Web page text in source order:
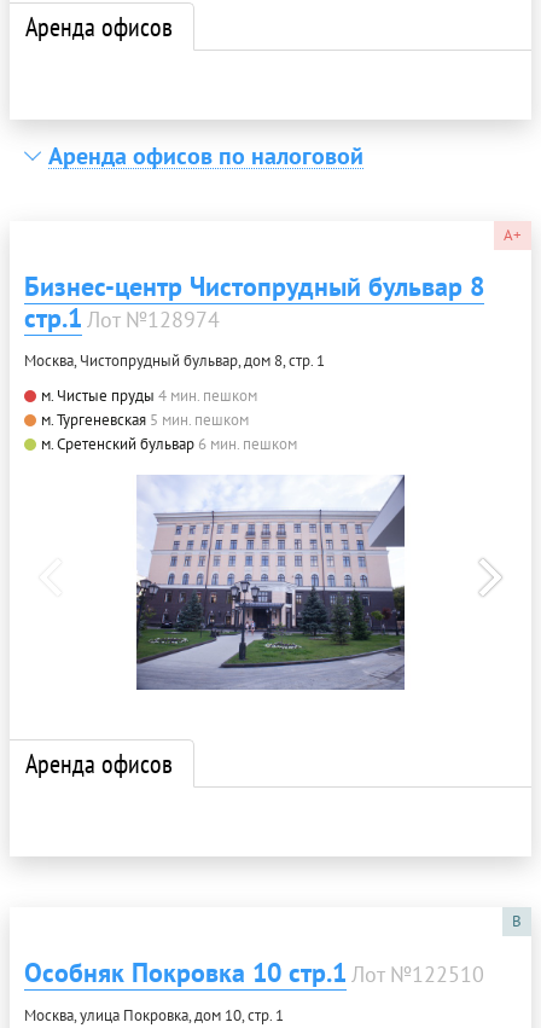
Аренда офисов
Аренда офисов по налоговой
A+
Бизнес-центр Чистопрудный бульвар 8
стр.1 Лот №128974
Москва, Чистопрудный бульвар, дом 8, стр. 1
м. Чистые пруды 4 мин. пешком
м. Тургеневская 5 мин. пешком
м. Сретенский бульвар 6 мин. пешком
Аренда офисов
B
Особняк Покровка 10 стр.1 Лот №122510
Москва, улица Покровка, дом 10, стр. 1